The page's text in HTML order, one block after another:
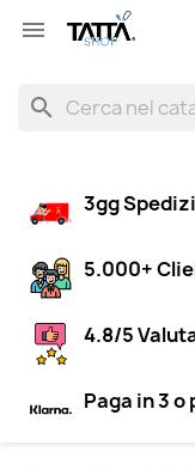

search
3gg
5.000+
4.8/5
Paga in 3 o